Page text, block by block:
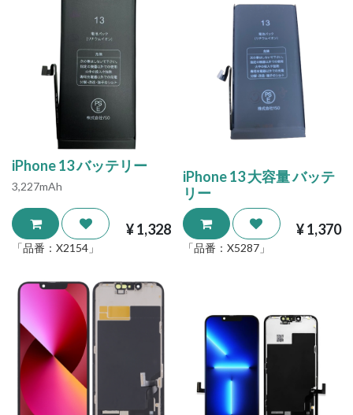
iPhone 13 バッテリー
3,227mAh
¥1,328
「品番： X2154 」
iPhone 13 大容量 バッテ
リー
¥1,370
「品番： X5287」